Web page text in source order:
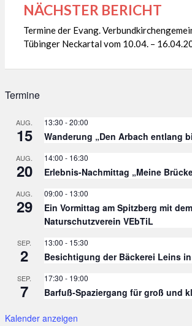
NÄCHSTER BERICHT
Termine der Evang.
Tübinger Neckartal vom 10.04. –
Termine
AUG.
15
13:30 -20:00
Wanderung „Den Arbach entlang
AUG.
20
14:00 - 16:30
Erlebnis-Nachmittag „Meine
AUG.
29
09:00 - 13:00
Ein Vormittag am Spitzberg mit dem
Naturschutzverein VEbTiL
SEP.
2
13:00 - 15:30
Besichtigung der Bäckerei Leins
SEP.
7
17:30 - 19:00
Barfuß-Spaziergang für groß und
Kalender anzeigen